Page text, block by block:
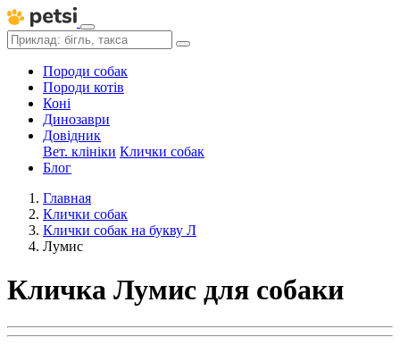
Породи собак
Породи котів
Коні
Динозаври
Довідник
Вет. клініки Клички собак
Блог
Главная
Клички собак
Клички собак на букву Л
Лумис
Кличка Лумис для собаки